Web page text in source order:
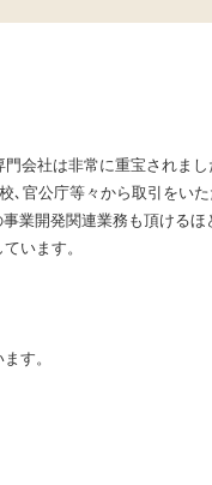
会社は非常に重宝されまし
､官公庁等々から取引をい
業開発関連業務も頂ける
います。
す。